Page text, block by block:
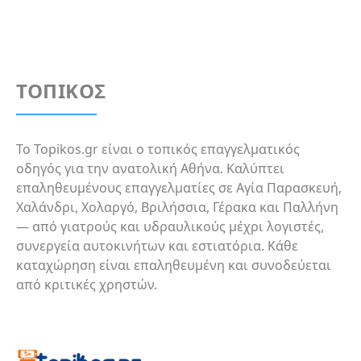
αποζημίωσης, που διαρκεί συνήθως 15–30
ημέρες. Η έγκαιρη και σωστή τεκμηρίωση
ΤΟΠΙΚΟΣ
Το Topikos.gr είναι ο τοπικός επαγγελματικός
οδηγός για την ανατολική Αθήνα. Καλύπτει
επαληθευμένους επαγγελματίες σε Αγία Παρασκευή,
Χαλάνδρι, Χολαργό, Βριλήσσια, Γέρακα και Παλλήνη
— από γιατρούς και υδραυλικούς μέχρι λογιστές,
συνεργεία αυτοκινήτων και εστιατόρια. Κάθε
καταχώρηση είναι επαληθευμένη και συνοδεύεται
από κριτικές χρηστών.